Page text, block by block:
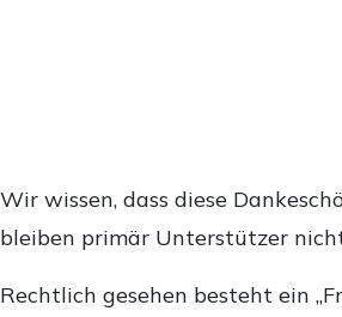
Wir wissen, dass diese
bleiben primär Unterstützer
Rechtlich gesehen besteht ein